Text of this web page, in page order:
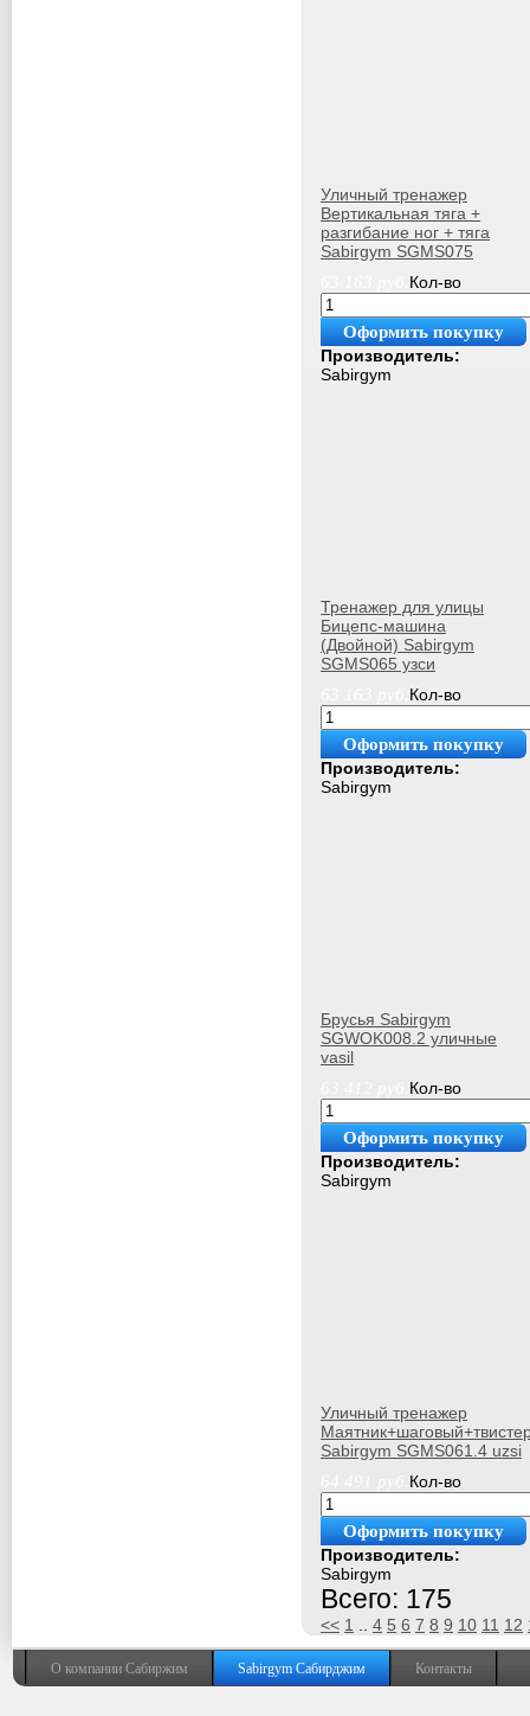
Уличный тренажер
Вертикальная тяга +
разгибание ног + тяга
Sabirgym SGMS075
Кол-во
Оформить покупку
Производитель:
Sabirgym
Тренажер для улицы
Бицепс-машина
(Двойной) Sabirgym
SGMS065 узси
Кол-во
Оформить покупку
Производитель:
Sabirgym
Брусья Sabirgym
SGWOK008.2 уличные
vasil
Кол-во
Оформить покупку
Производитель:
Sabirgym
Уличный тренажер
Sabirgym SGMS061.4 uzsi
Кол-во
Оформить покупку
Производитель:
Sabirgym
Всего: 175
<< 1 4 5 6 7 8 9 10 11 12
О компании Сабиржим Sabirgym Сабирджим Контакты